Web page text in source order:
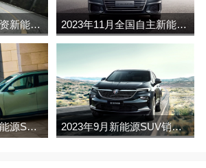
2023年11月全国合资新能源SUV销量排行榜完整版(零售量 2023年11月全国自主新能源SUV销量排行榜完整版(零售量
2023年11月全国新能源SUV销量排行榜完整版(零售量 2023年9月新能源SUV销量排行榜完整版名单(零售量